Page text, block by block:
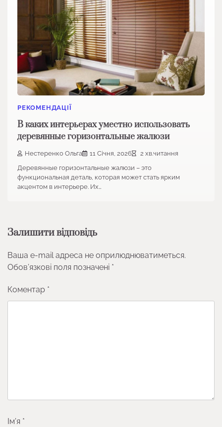
РЕКОМЕНДАЦІЇ
В каких интерьерах уместно использовать
деревянные горизонтальные жалюзи
Нестеренко Ольга 11 Січня, 2026
2 хв.читання
Деревянные горизонтальные жалюзи – это
функциональная деталь, которая может стать ярким
акцентом в интерьере. Их…
Залишити відповідь
Ваша e-mail адреса не оприлюднюватиметься.
Обов’язкові поля позначені *
Коментар *
Ім'я *